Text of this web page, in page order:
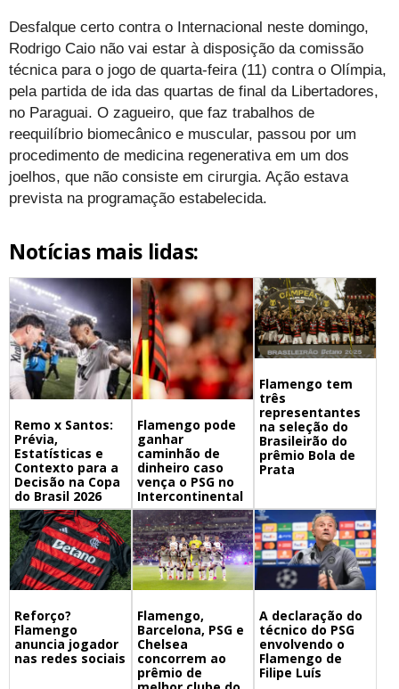
Desfalque certo contra o Internacional neste domingo,
Rodrigo Caio não vai estar à disposição da comissão
técnica para o jogo de quarta-feira (11) contra o Olímpia,
pela partida de ida das quartas de final da Libertadores,
no Paraguai. O zagueiro, que faz trabalhos de
reequilíbrio biomecânico e muscular, passou por um
procedimento de medicina regenerativa em um dos
joelhos, que não consiste em cirurgia. Ação estava
prevista na programação estabelecida.
Notícias mais lidas:
Remo x Santos:
Prévia,
Estatísticas e
Contexto para a
Decisão na Copa
do Brasil 2026
Flamengo pode
ganhar
caminhão de
dinheiro caso
vença o PSG no
Intercontinental
Flamengo tem
três
representantes
na seleção do
Brasileirão do
prêmio Bola de
Prata
Reforço?
Flamengo
anuncia jogador
nas redes sociais
Flamengo,
Barcelona, PSG e
Chelsea
concorrem ao
prêmio de
A declaração do
técnico do PSG
envolvendo o
Flamengo de
Filipe Luís